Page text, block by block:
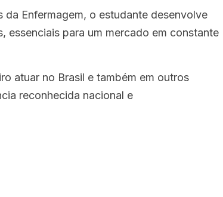
Enfermagem, o estudante desenvolve
essenciais para um mercado em constante
atuar no Brasil e também em outros
reconhecida nacional e